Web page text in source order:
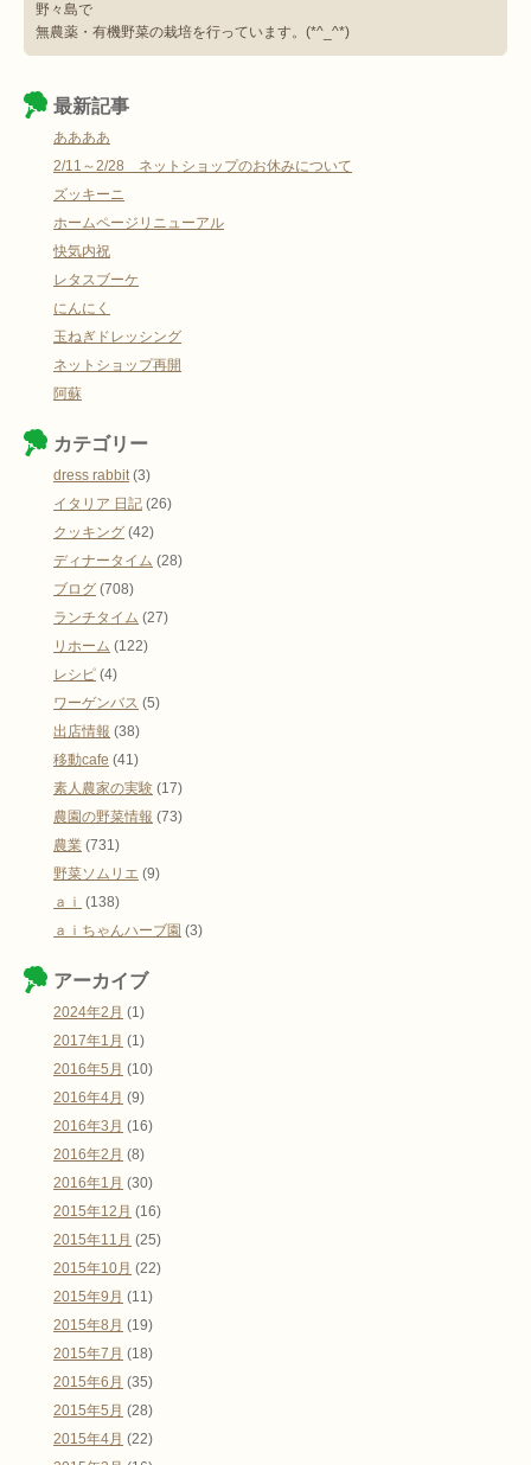
野々島で
無農薬・有機野菜の栽培を行っています。(*^_^*)
最新記事
ああああ
2/11～2/28 ネットショップのお休みについて
ズッキーニ
ホームページリニューアル
快気内祝
レタスブーケ
にんにく
玉ねぎドレッシング
ネットショップ再開
阿蘇
カテゴリー
dress rabbit(3)
イタリア 日記 (26)
クッキング (42)
ディナータイム (28)
ブログ (708)
ランチタイム (27)
リホーム (122)
レシピ (4)
ワーゲンバス (5)
出店情報 (38)
移動cafe (41)
素人農家の実験 (17)
農園の野菜情報 (73)
農業 (731)
野菜ソムリエ (9)
ａｉ (138)
ａｉちゃんハーブ園 (3)
アーカイブ
2024年2月 (1)
2017年1月 (1)
2016年5月 (10)
2016年4月 (9)
2016年3月 (16)
2016年2月 (8)
2016年1月 (30)
2015年12月 (16)
2015年11月 (25)
2015年10月 (22)
2015年9月 (11)
2015年8月 (19)
2015年7月 (18)
2015年6月 (35)
2015年5月 (28)
2015年4月 (22)